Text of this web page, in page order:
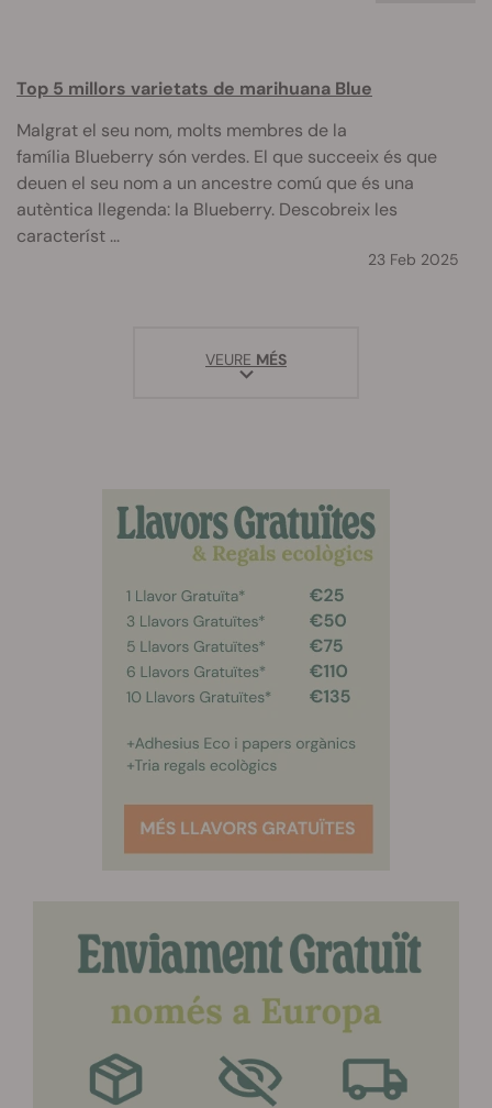
Top 5 millors varietats de marihuana Blue
Malgrat el seu nom, molts membres de la
família Blueberry són verdes. El que succeeix és que
deuen el seu nom a un ancestre comú que és una
autèntica llegenda: la Blueberry. Descobreix les
característ ...
23 Feb 2025
VEURE MÉS